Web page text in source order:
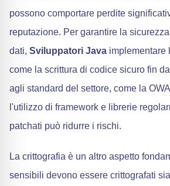
possono comportare perdite
reputazione. Per garantire la
dati, Sviluppatori Java implementare
come la scrittura di codice sicuro fin
agli standard del settore, come la
l'utilizzo di framework e librerie
patchati può ridurre i rischi.
La crittografia è un altro aspetto
sensibili devono essere crittografati